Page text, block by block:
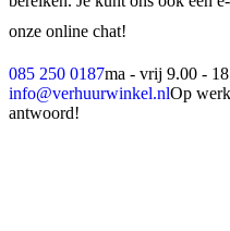
onze online chat!
085 250 0187ma - vrij 9.00 -
info@verhuurwinkel.nlOp
antwoord!